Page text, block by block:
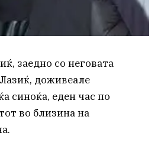
заедно со неговата
доживеале
синоќа, еден час по
во близина на